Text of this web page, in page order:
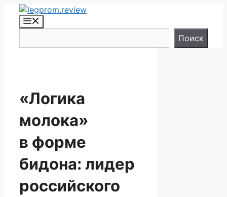
Перейти
содержимому
Поиск
«Логика
молока»
в форме
бидона: лидер
российского